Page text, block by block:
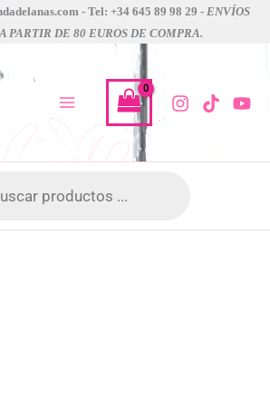
- Tel: +34 645 89 98 29 - ENVÍOS
PARTIR DE 80 EUROS DE COMPRA.
€